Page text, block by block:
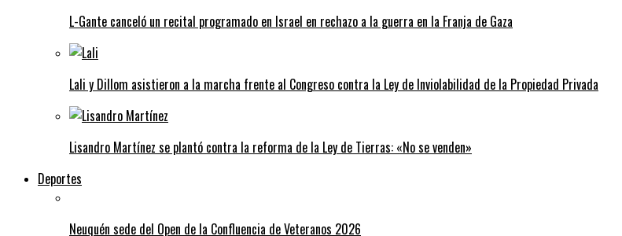
L-Gante canceló un recital programado en Israel en rechazo a la guerra en la Franja de Gaza
Lali y Dillom asistieron a la marcha frente al Congreso contra la Ley de Inviolabilidad de la Propiedad Privada
Lisandro Martínez se plantó contra la reforma de la Ley de Tierras: «No se venden»
Deportes
Neuquén sede del Open de la Confluencia de Veteranos 2026